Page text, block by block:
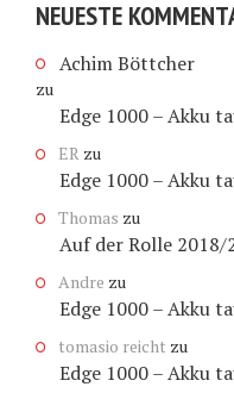
NEUESTE
Achim Böttcher
zu
Edge 1000 – Akku
ER zu
Edge 1000 – Akku
Thomas zu
Auf der Rolle 2018/
Andre zu
Edge 1000 – Akku
tomasio reicht zu
Edge 1000 – Akku